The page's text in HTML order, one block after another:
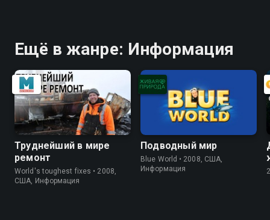
Ещё в жанре: Информация
Труднейший в мире
ремонт
World's toughest fixes • 2008,
США, Информация
Подводный мир
Blue World • 2008, США,
Информация